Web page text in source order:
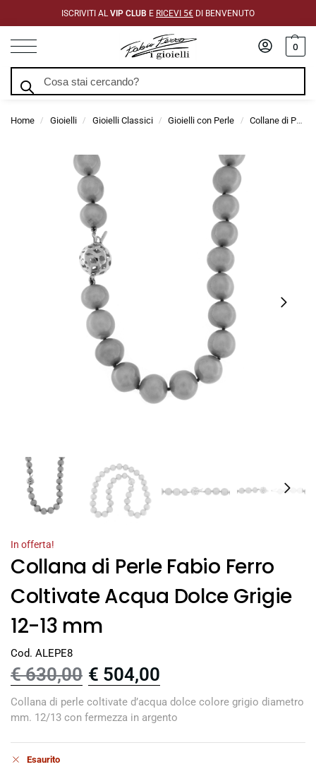
ISCRIVITI AL VIP CLUB E RICEVI 5€ DI BENVENUTO
0
Home / Gioielli / Gioielli Classici / Gioielli con Perle / Collane di Perle
In offerta!
Collana di Perle Fabio Ferro
Coltivate Acqua Dolce Grigie
12-13 mm
Cod. ALEPE8
€630,00 € 504,00
Collana di perle coltivate d’acqua dolce colore grigio diametro
mm. 12/13 con fermezza in argento
Esaurito